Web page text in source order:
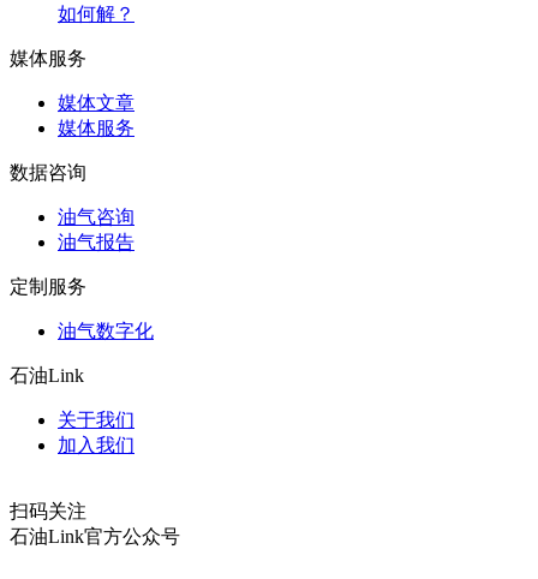
如何解？
媒体服务
媒体文章
媒体服务
数据咨询
油气咨询
油气报告
定制服务
油气数字化
石油Link
关于我们
加入我们
扫码关注
石油Link官方公众号